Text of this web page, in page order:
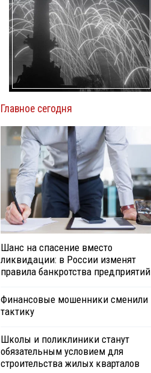
Главное сегодня
Шанс на спасение вместо
ликвидации: в России изменят
правила банкротства предприятий
Финансовые мошенники сменили
тактику
Школы и поликлиники станут
обязательным условием для
строительства жилых кварталов